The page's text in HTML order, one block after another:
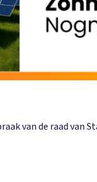
van de raad